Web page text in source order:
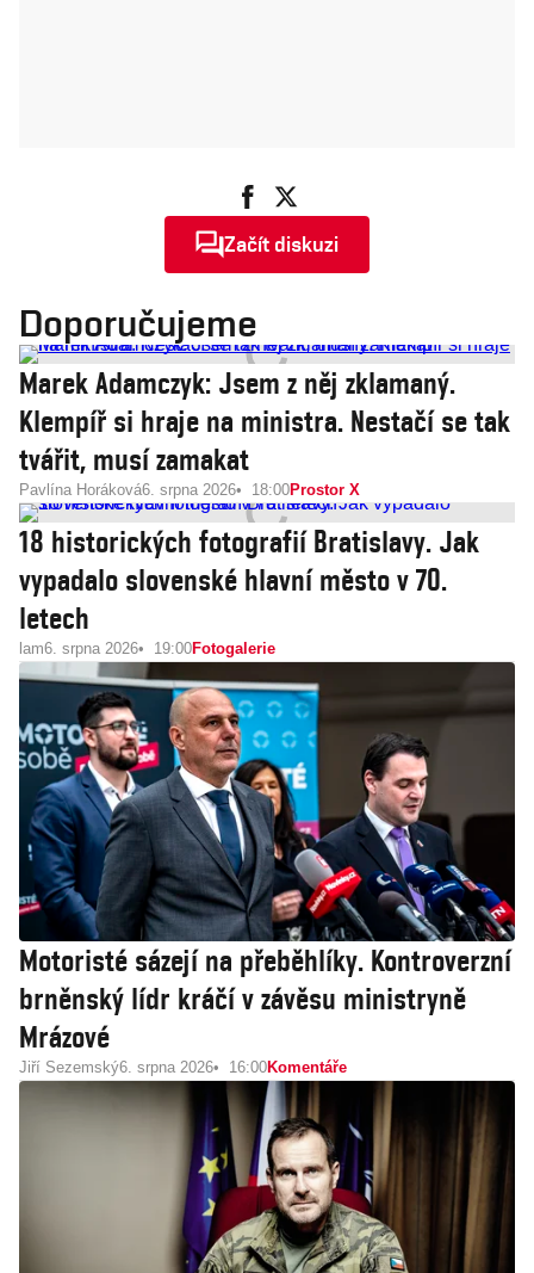
Začít diskuzi
Doporučujeme
Marek Adamczyk: Jsem z něj zklamaný.
Klempíř si hraje na ministra. Nestačí se tak
tvářit, musí zamakat
Pavlína Horáková6. srpna 2026 18:00Prostor X
18 historických fotografií Bratislavy. Jak
vypadalo slovenské hlavní město v 70.
letech
lam6. srpna 2026 19:00Fotogalerie
Motoristé sázejí na přeběhlíky. Kontroverzní
brněnský lídr kráčí v závěsu ministryně
Mrázové
Jiří Sezemský6. srpna 2026 16:00Komentáře